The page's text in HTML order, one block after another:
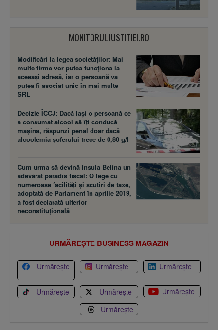
MONITORULJUSTITIEI.RO
Modificări la legea societăţilor: Mai
multe firme vor putea funcţiona la
aceeaşi adresă, iar o persoană va
putea fi asociat unic în mai multe
SRL
Decizie ÎCCJ: Dacă laşi o persoană ce
a consumat alcool să îţi conducă
maşina, răspunzi penal doar dacă
alcoolemia şoferului trece de 0,80 g/l
Cum urma să devină Insula Belina un
adevărat paradis fiscal: O lege cu
numeroase facilităţi şi scutiri de taxe,
adoptată de Parlament în aprilie 2019,
a fost declarată ulterior
neconstituţională
URMĂREȘTE BUSINESS MAGAZIN
Urmărește Urmărește Urmărește
Urmărește Urmărește
Urmărește
Urmărește